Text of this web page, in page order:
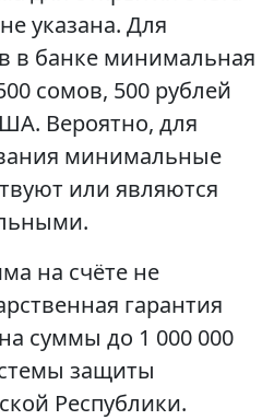
указана. Для
в банке минимальная
сомов, 500 рублей
Вероятно, для
минимальные
или являются
на счёте не
гарантия
суммы до 1 000 000
защиты
Республики.